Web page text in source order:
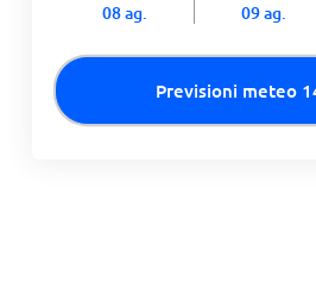
08 ag. 09 ag.
Previsioni meteo